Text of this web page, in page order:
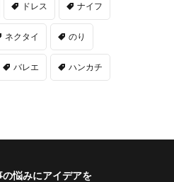
ドレス ナイフ
ネクタイ のり
バレエ ハンカチ
の悩みにアイデアを